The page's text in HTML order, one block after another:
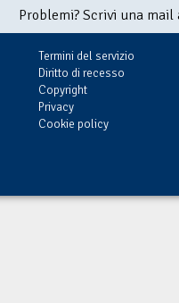
Problemi? Scrivi una
Termini del servizio
Diritto di recesso
Copyright
Privacy
Cookie policy